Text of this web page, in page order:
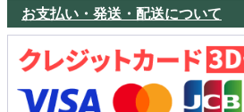
お支払い・発送・配送について